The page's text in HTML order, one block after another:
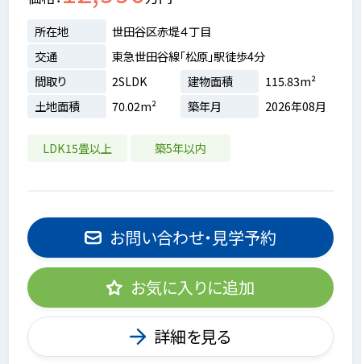
所在地
世田谷区赤堤４丁目
交通
東急世田谷線「松原」駅徒歩4分
間取り
2SLDK 建物面積
115.83m²
土地面積
70.02m² 築年月 2026年08月
LDK15畳以上 築5年以内
お問い合わせ・見学予約
お気に入りに追加
詳細を見る